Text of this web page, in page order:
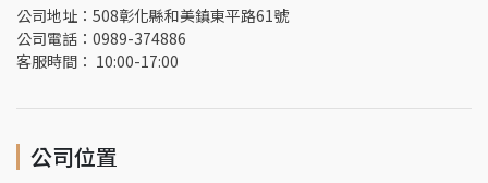
公司地址：508彰化縣和美鎮東平路61號
公司電話：0989-374886
客服時間： 10:00-17:00
公司位置